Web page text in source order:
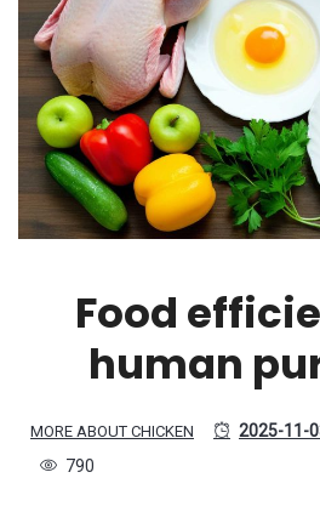
Food
human
MORE ABOUT CHICKEN 2025-11-
790